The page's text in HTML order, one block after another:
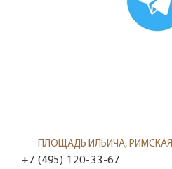
ПЛОЩАДЬ ИЛЬИЧА, РИМСКАЯ
+7 (495) 120-33-67